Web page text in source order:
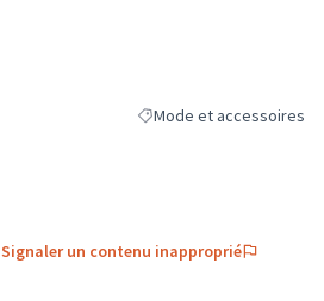
Filtrer les résultats de la
Mode et accessoires
Signaler un contenu inapproprié